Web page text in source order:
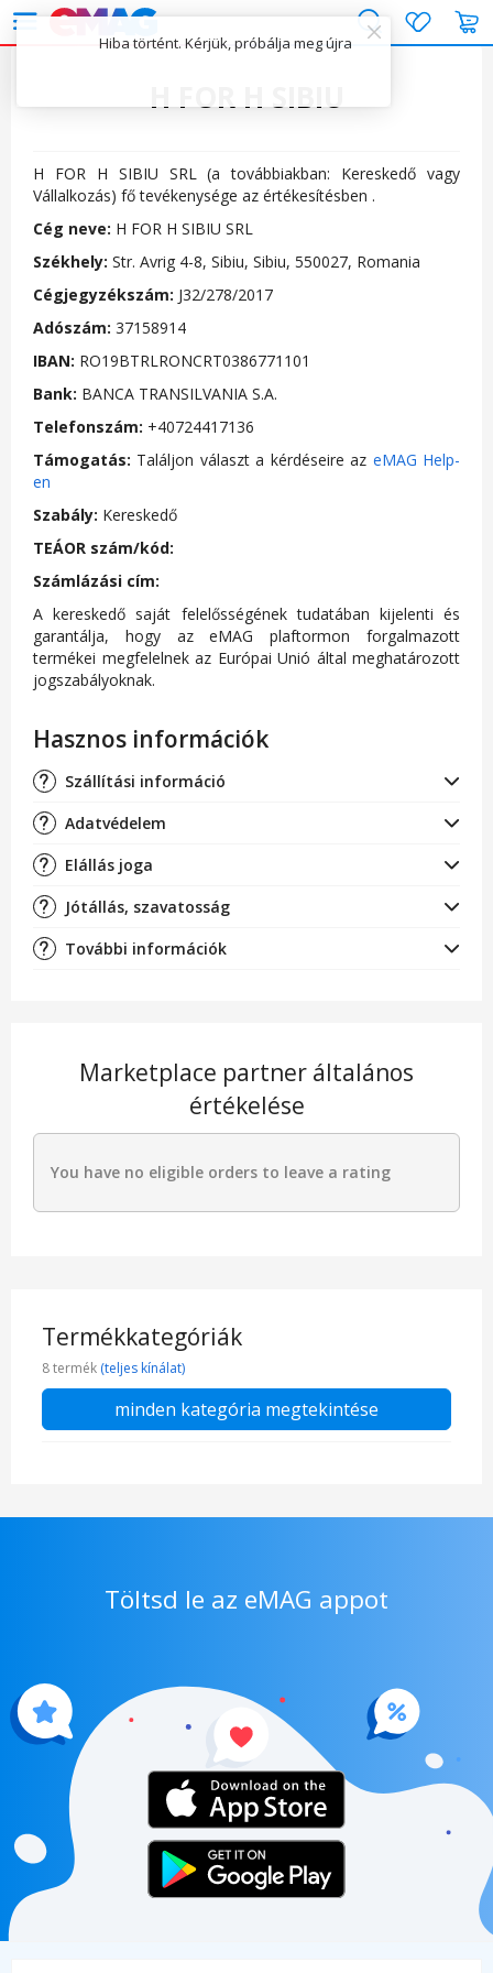
Hiba történt. Kérjük, próbálja meg újra (mobiltelefon)
H FOR H SIBIU
H FOR H SIBIU SRL (a továbbiakban: Kereskedő vagy
Vállalkozás) fő tevékenysége az értékesítésben .
Cég neve: H FOR H SIBIU SRL
Székhely: Str. Avrig 4-8, Sibiu, Sibiu, 550027, Romania
Cégjegyzékszám: J32/278/2017
Adószám: 37158914
IBAN: RO19BTRLRONCRT0386771101
Bank: BANCA TRANSILVANIA S.A.
Telefonszám: +40724417136
Támogatás: Találjon választ a kérdéseire az eMAG Help-
en
Szabály: Kereskedő
TEÁOR szám/kód:
Számlázási cím:
A kereskedő saját felelősségének tudatában kijelenti és
garantálja, hogy az eMAG plaftormon forgalmazott
termékei megfelelnek az Európai Unió által meghatározott
jogszabályoknak.
Hasznos információk
Szállítási információ
Adatvédelem
Elállás joga
Jótállás, szavatosság
További információk
Marketplace partner általános
értékelése
You have no eligible orders to leave a rating
Termékkategóriák
8 termék (teljes kínálat)
minden kategória megtekintése
Töltsd le az eMAG appot